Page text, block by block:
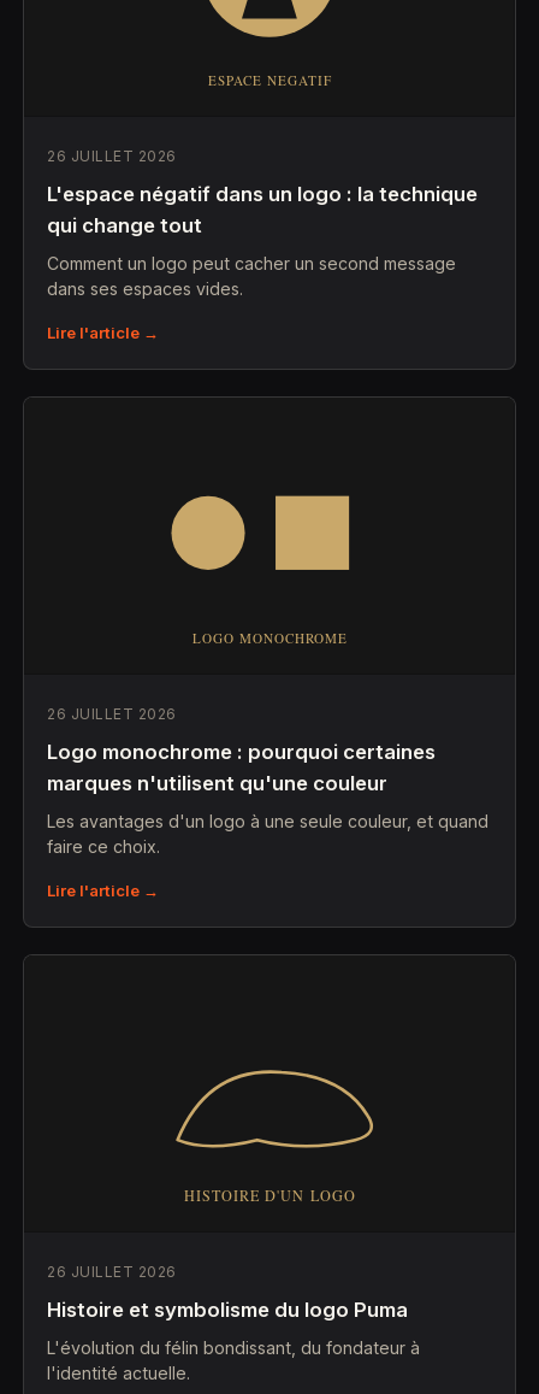
26 JUILLET 2026
L'espace négatif dans un logo : la technique
qui change tout
Comment un logo peut cacher un second message
dans ses espaces vides.
Lire l'article →
26 JUILLET 2026
Logo monochrome : pourquoi certaines
marques n'utilisent qu'une couleur
Les avantages d'un logo à une seule couleur, et quand
faire ce choix.
Lire l'article →
26 JUILLET 2026
Histoire et symbolisme du logo Puma
L'évolution du félin bondissant, du fondateur à
l'identité actuelle.